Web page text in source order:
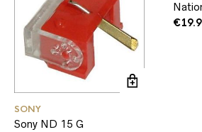
SONY
Sony ND 15 G
€